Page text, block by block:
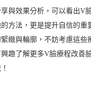
與效果分析，可以看出V
方法，更是提升自信的重
緻與輪廓，不妨考慮這些
趣了解更多V臉療程改善